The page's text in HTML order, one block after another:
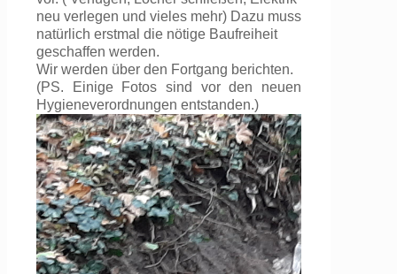
neu verlegen und vieles mehr) Dazu muss
natürlich erstmal die nötige Baufreiheit
geschaffen werden.
Wir werden über den Fortgang berichten.
(PS. Einige Fotos sind vor den neuen
Hygieneverordnungen entstanden.)